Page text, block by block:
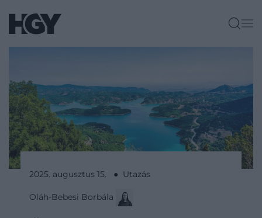
2025. augusztus 15. ● Utazás
Oláh-Bebesi Borbála